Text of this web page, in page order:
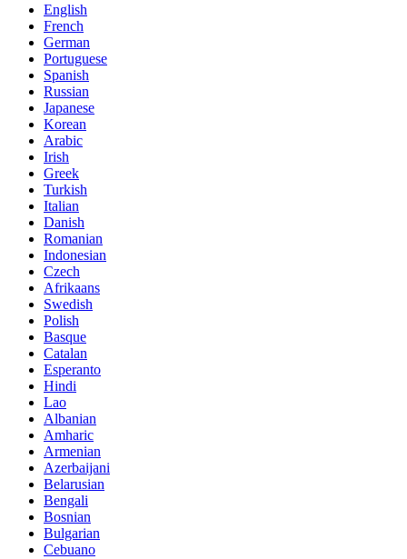
English
French
German
Portuguese
Spanish
Russian
Japanese
Korean
Arabic
Irish
Greek
Turkish
Italian
Danish
Romanian
Indonesian
Czech
Afrikaans
Swedish
Polish
Basque
Catalan
Esperanto
Hindi
Lao
Albanian
Amharic
Armenian
Azerbaijani
Belarusian
Bengali
Bosnian
Bulgarian
Cebuano